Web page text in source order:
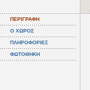
ΠΕΡΙΓΡΑΦΗ
Ο ΧΩΡΟΣ
ΠΛΗΡΟΦΟΡΙΕΣ
ΦΩΤΟΘΗΚΗ